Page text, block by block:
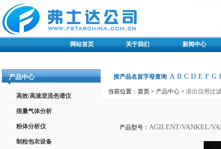
网站首页 关于我们 新闻中心
产品中心
高效/高速逆流色谱仪
痕量气体分析
粉体分析仪
制粒包衣设备
按产品名首字母查询 A B C D E F G
当前位置：首页 > 产品中心 > 溶出仪用过
产品型号： AGILENT/VANKEL/